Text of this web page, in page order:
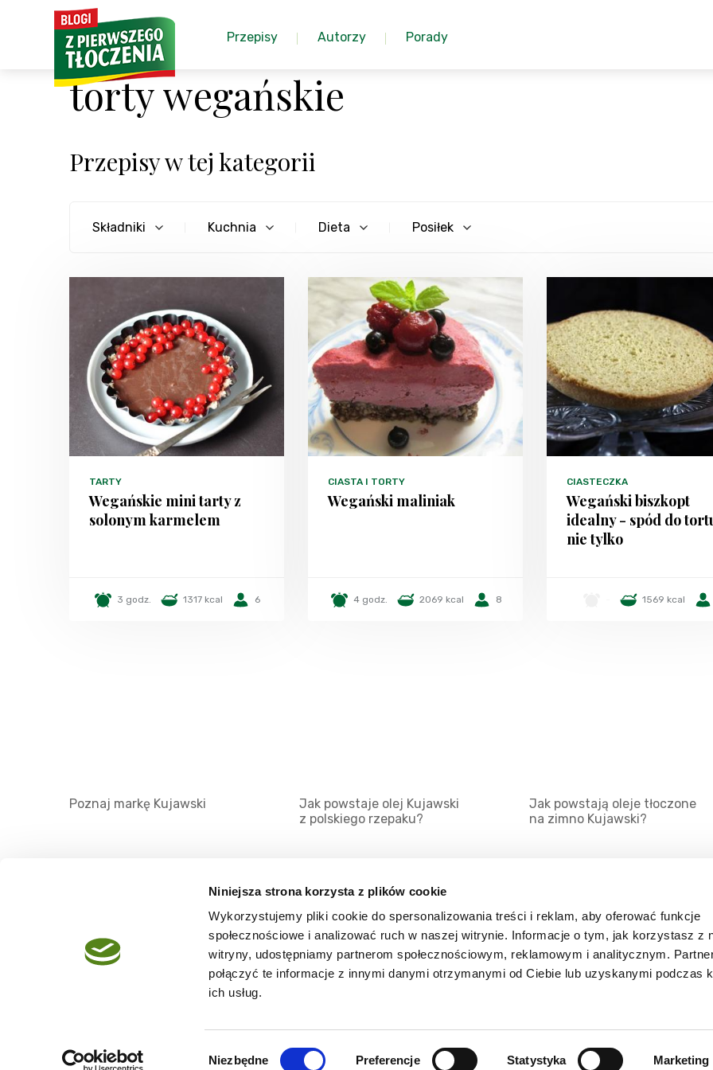
Niniejsza strona korzysta z plików cookie
Wykorzystujemy pliki cookie do spersonalizowania treści i reklam, aby oferować funkcje
społecznościowe i analizować ruch w naszej witrynie. Informacje o tym, jak korzystasz z
witryny, udostępniamy partnerom społecznościowym, reklamowym i analitycznym.
połączyć te informacje z innymi danymi otrzymanymi od Ciebie lub uzyskanymi podczas
ich usług.
Niezbędne Preferencje Statystyka Marketing
Przepisy Autorzy Porady
torty wegańskie
Przepisy w tej kategorii
Składniki Kuchnia Dieta Posiłek
TARTY
Wegańskie mini tarty z
solonym karmelem
3 godz. 1317 kcal 6
CIASTA I TORTY
Wegański maliniak
4 godz. 2069 kcal 8
CIASTECZKA
Wegański biszkopt
idealny - spód do
nie tylko
1569 kcal
Poznaj markę Kujawski
Jak powstaje olej Kujawski
z polskiego rzepaku?
Jak powstają oleje tłoczone
na zimno Kujawski?
Regulamin
Mapa serwisu
Kanały RSS
Porady
Copyright @2026 zpierwszegotloczenia.pl